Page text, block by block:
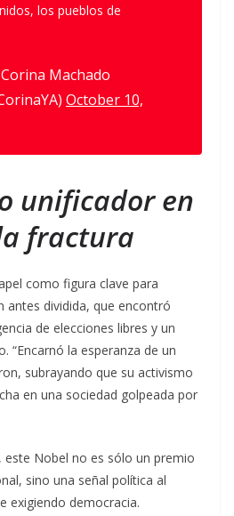
los pueblos de
Machado
October 10,
unificador en
fractura
como figura clave para
antes dividida, que encontró
de elecciones libres y un
“Encarnó la esperanza de un
subrayando que su activismo
en una sociedad golpeada por
este Nobel no es sólo un premio
sino una señal política al
exigiendo democracia.